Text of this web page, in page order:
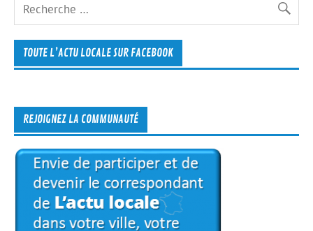
TOUTE L’ACTU LOCALE SUR FACEBOOK
REJOIGNEZ LA COMMUNAUTÉ